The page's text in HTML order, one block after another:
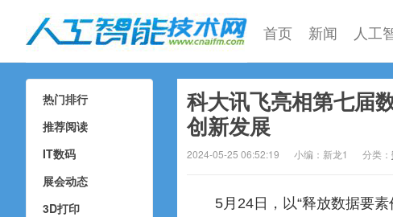
人工智能技术网
首页 新闻 人工
科大讯飞亮相第七届
创新发展
2024-05-25 06:52:19 小编：新龙1 分类：
5月24日，以“释放数据要
热门排行
推荐阅读
IT数码
展会动态
3D打印